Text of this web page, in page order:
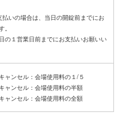
いの場合は、当日の開錠前までにお
の１営業日前までにお支払いお願いい
ャンセル：会場使用料の１/５
ャンセル：会場使用料の半額